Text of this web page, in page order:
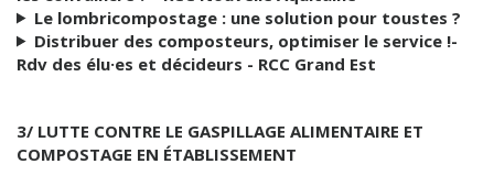
Le lombricompostage : une solution pour toustes ?
Distribuer des composteurs, optimiser le service !-
Rdv des élu·es et décideurs - RCC Grand Est
3/ LUTTE CONTRE LE GASPILLAGE ALIMENTAIRE ET
COMPOSTAGE EN ÉTABLISSEMENT